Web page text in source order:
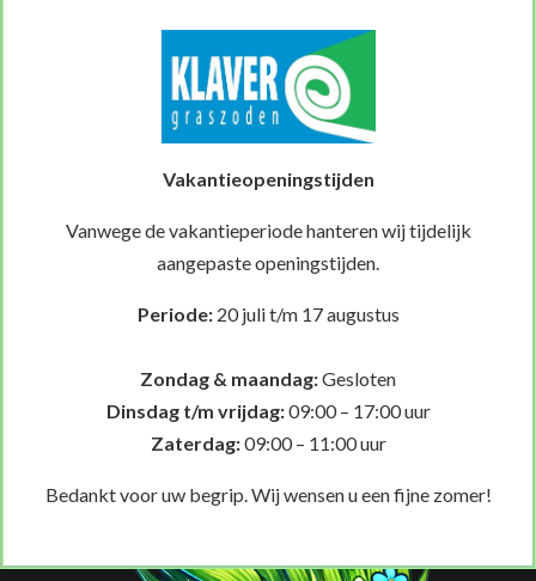
Benieuwd naar de prijzen voor
of stuur een e-mail naar info@klaver-graszoden.nl
Vakantieopeningstijden
Vanwege de vakantieperiode hanteren wij tijdelijk
aangepaste openingstijden.
Periode:20 juli t/m 17 augustus
Zondag & maandag:Gesloten
Dinsdag t/m vrijdag:09:00 – 17:00 uur
Zaterdag:09:00 – 11:00 uur
Bedankt voor uw begrip. Wij wensen u een fijne zomer!